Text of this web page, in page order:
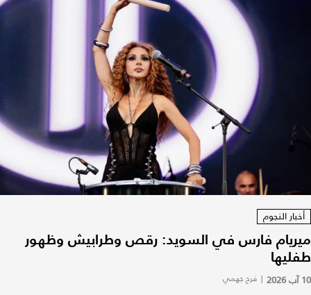
أخبار النجوم
ميريام فارس في السويد: رقص وطرابيش وظهور
طفليها
10 آب 2026 | فرح جهمي